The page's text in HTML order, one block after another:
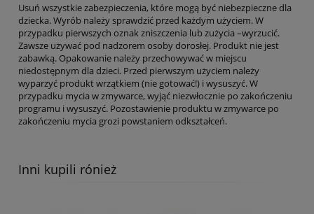
Usuń wszystkie zabezpieczenia, które mogą być niebezpieczne dla
dziecka. Wyrób należy sprawdzić przed każdym użyciem. W
przypadku pierwszych oznak zniszczenia lub zużycia –wyrzucić.
Zawsze używać pod nadzorem osoby dorosłej. Produkt nie jest
zabawką. Opakowanie należy przechowywać w miejscu
niedostępnym dla dzieci. Przed pierwszym użyciem należy
wyparzyć produkt wrzątkiem (nie gotować!) i wysuszyć. W
przypadku mycia w zmywarce, wyjąć niezwłocznie po zakończeniu
programu i wysuszyć. Pozostawienie produktu w zmywarce po
zakończeniu mycia grozi powstaniem odkształceń.
Inni kupili rónież